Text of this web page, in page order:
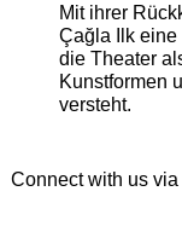
Mit ihrer
Çağla Ilk eine
die Theater
Kunstformen
versteht.
Connect with us via